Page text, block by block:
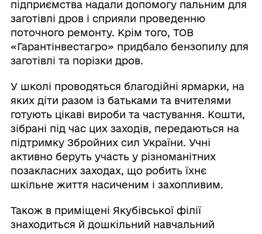
підприємства надали допомогу пальним для
заготівлі дров і сприяли проведенню
поточного ремонту. Крім того, ТОВ
«Гарантінвестагро» придбало бензопилу для
заготівлі та порізки дров.
У школі проводяться благодійні ярмарки, на
яких діти разом із батьками та вчителями
готують цікаві вироби та частування. Кошти,
зібрані під час цих заходів, передаються на
підтримку Збройних сил України. Учні
активно беруть участь у різноманітних
позакласних заходах, що робить їхнє
шкільне життя насиченим і захопливим.
Також в приміщені Якубівської філії
знаходиться й дошкільний навчальний